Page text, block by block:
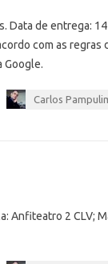
Data de entrega:
com as regras
Google.
Carlos
Anfiteatro 2 CLV;